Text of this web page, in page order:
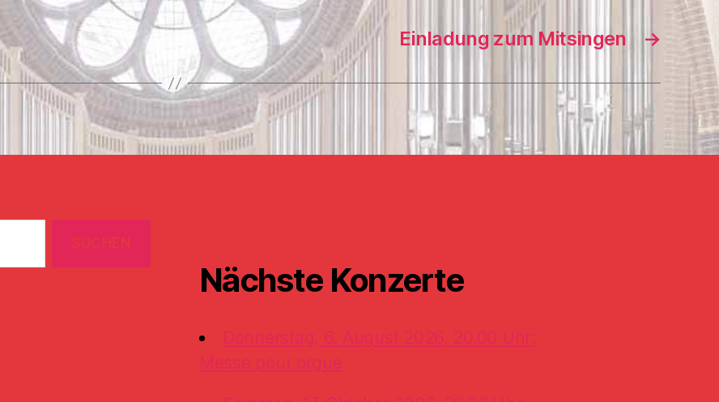
→
Einladung zum Mitsingen
Nächste Konzerte
Donnerstag, 6. August 2026, 20.00 Uhr:
Messe pour orgue